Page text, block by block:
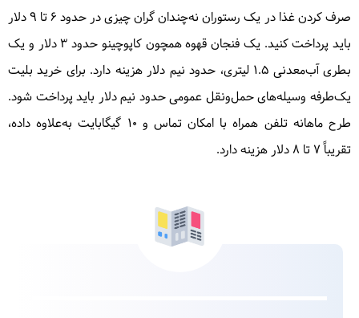
صرف کردن غذا در یک رستوران نه‌چندان گران چیزی در حدود ۶ تا ۹ دلار
باید پرداخت کنید. یک فنجان قهوه همچون کاپوچینو حدود ۳ دلار و یک
بطری آب‌معدنی 1.5 لیتری، حدود نیم دلار هزینه دارد. برای خرید بلیت
یک‌طرفه وسیله‌های حمل‌ونقل عمومی حدود نیم دلار باید پرداخت شود.
طرح ماهانه تلفن همراه با امکان تماس و 10 گیگابایت به‌علاوه داده،
تقریباً ۷ تا ۸ دلار هزینه دارد.